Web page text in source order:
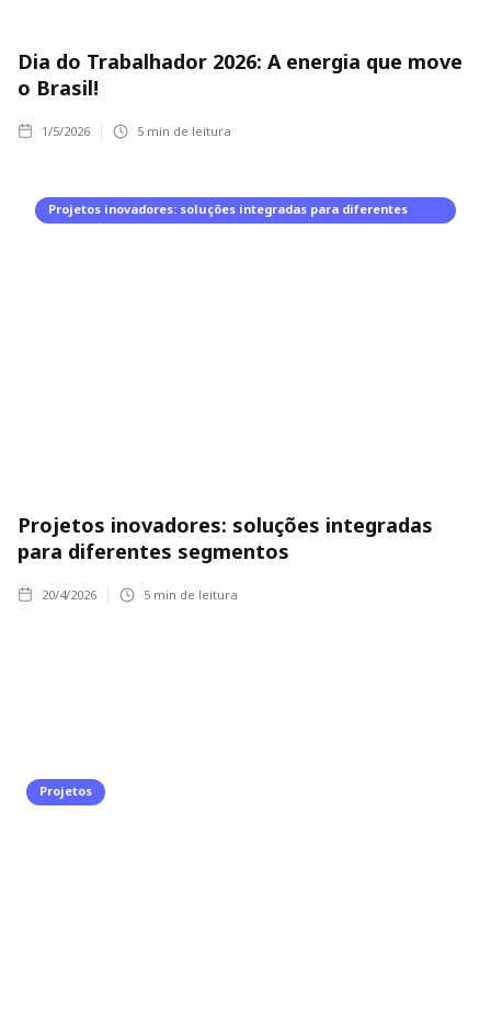
Dia do Trabalhador 2026: A energia que move
o Brasil!
1/5/2026 5 min de leitura
Projetos inovadores: soluções integradas para diferentes
segmentos
Projetos inovadores: soluções integradas
para diferentes segmentos
20/4/2026 5 min de leitura
Projetos